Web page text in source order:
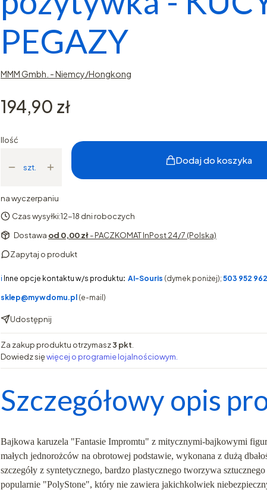
PEGAZY
MMM Gmbh. - Niemcy/Hongkong
Cena
194,90 zł
Ilość
szt.
Dodaj do koszyka
na wyczerpaniu
Czas wysyłki:12-18 dni roboczych
Dostawa od 0,00 zł- PACZKOMAT InPost 24/7 (Polska)
Zapytaj o produkt
ℹ️ Inne opcje kontaktu w/s produktu: AI-Souris (dymek poniżej); 503 952 962
sklep@mywdomu.pl (e-mail)
Udostępnij
Za zakup produktu otrzymasz3 pkt
Dowiedz sięwięcej o programie lojalnościowym.
Szczegółowy opis
Bajkowa karuzela "Fantasie Impromtu" z mitycznymi-bajkowymi
małych jednorożców na obrotowej podstawie, wykonana z dużą
szczegóły z syntetycznego, bardzo plastycznego tworzywa
popularnie "PolyStone", który nie zawiera jakichkolwiek